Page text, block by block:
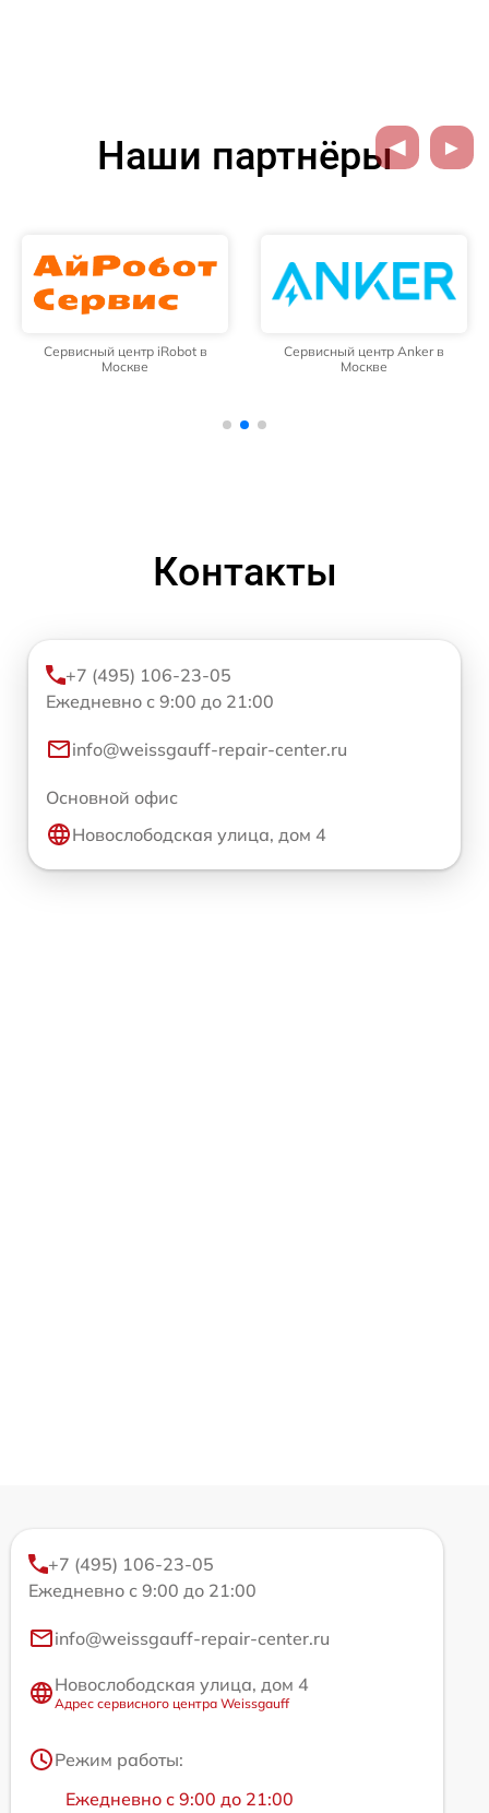
Наши партнёры
Сервисный центр iRobot в
Москве
Сервисный центр Anker в
Москве
Контакты
+7 (495) 106-23-05
Ежедневно с 9:00 до 21:00
info@weissgauff-repair-center.ru
Основной офис
Новослободская улица, дом 4
+7 (495) 106-23-05
Ежедневно с 9:00 до 21:00
info@weissgauff-repair-center.ru
Новослободская улица, дом 4
Адрес сервисного центра Weissgauff
Режим работы:
Ежедневно с 9:00 до 21:00